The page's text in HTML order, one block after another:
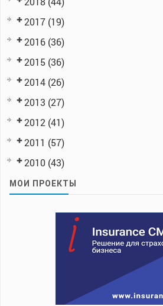
2017 (19)
2016 (36)
2015 (36)
2014 (26)
2013 (27)
2012 (41)
2011 (57)
2010 (43)
МОИ ПРОЕКТЫ